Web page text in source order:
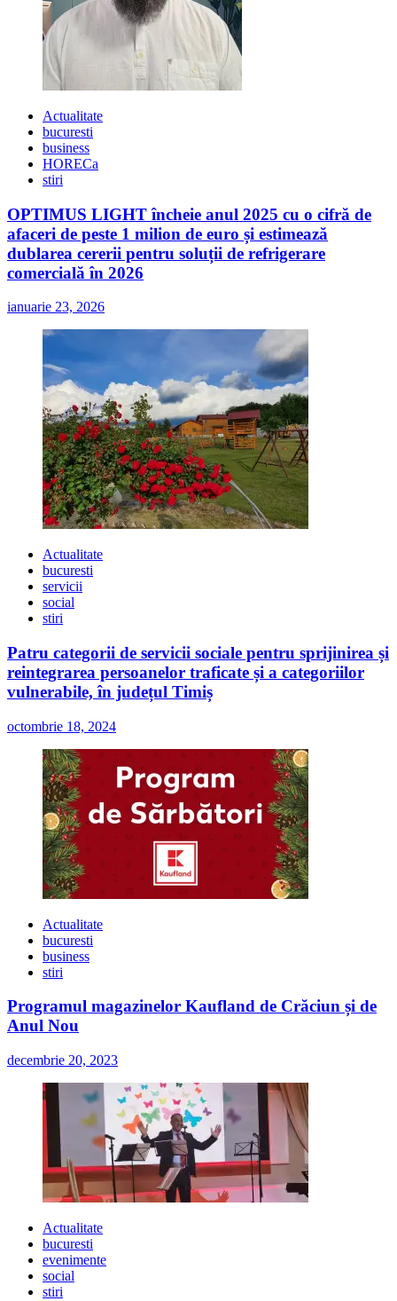
Actualitate
bucuresti
business
HORECa
stiri
OPTIMUS LIGHT încheie anul 2025 cu o cifră de
afaceri de peste 1 milion de euro și estimează
dublarea cererii pentru soluții de refrigerare
comercială în 2026
ianuarie 23, 2026
Actualitate
bucuresti
servicii
social
stiri
Patru categorii de servicii sociale pentru sprijinirea și
reintegrarea persoanelor traficate și a categoriilor
vulnerabile, în județul Timiș
octombrie 18, 2024
Actualitate
bucuresti
business
stiri
Programul magazinelor Kaufland de Crăciun și de
Anul Nou
decembrie 20, 2023
Actualitate
bucuresti
evenimente
social
stiri